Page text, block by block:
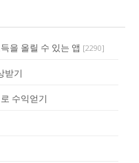
을 올릴 수 있는 앱 [2290]
받기
수익얻기